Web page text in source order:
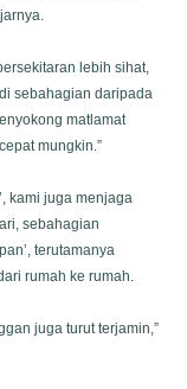
lebih sihat,
sebahagian daripada
matlamat
mungkin.”
kami juga menjaga
sebahagian
terutamanya
rumah ke rumah.
juga turut terjamin,”